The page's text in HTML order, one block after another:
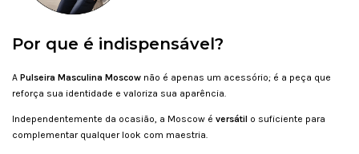
Por que é indispensável?
A Pulseira Masculina Moscow não é apenas um acessório; é a peça que
reforça sua identidade e valoriza sua aparência.
Independentemente da ocasião, a Moscow é versátil o suficiente para
complementar qualquer look com maestria.